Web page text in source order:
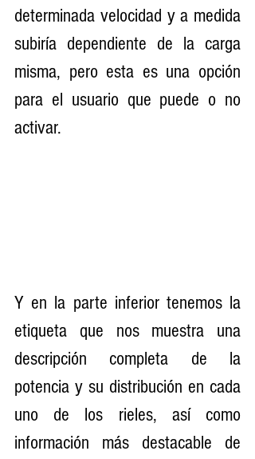
determinada velocidad y a medida
subiría dependiente de la carga
misma, pero esta es una opción
para el usuario que puede o no
activar.
Y en la parte inferior tenemos la
etiqueta que nos muestra una
descripción completa de la
potencia y su distribución en cada
uno de los rieles, así como
información más destacable de